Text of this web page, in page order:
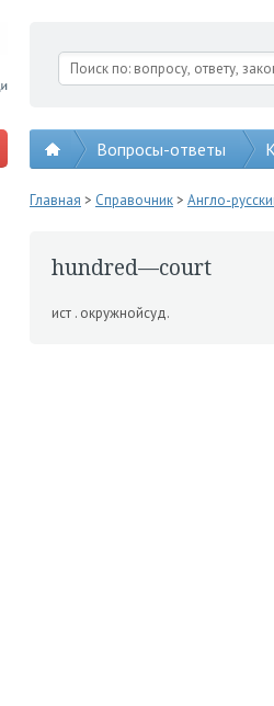
Вопросы-ответы
Главная > Справочник> Англо-
hundred—court
ист . окружнойсуд.